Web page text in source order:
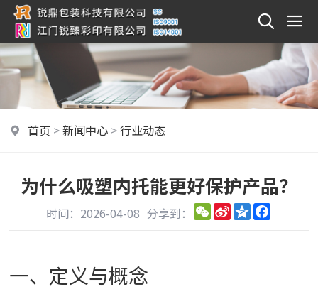
首页 >新闻中心 >行业动态
为什么吸塑内托能更好保护产品？
时间：2026-04-08 分享到： WeChat
Sina
Weibo
Qzone
一、定义与概念